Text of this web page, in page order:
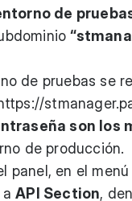
de
de pruebas se
son los
de producción.
panel, en el menú
aAPI Section,